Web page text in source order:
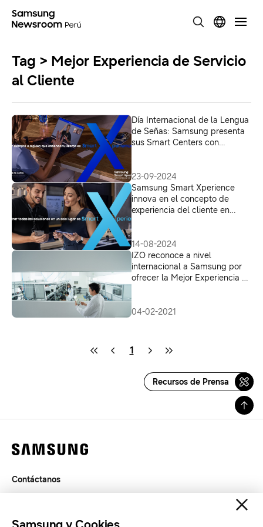
Tag > Mejor Experiencia de Servicio
al Cliente
Día Internacional de la Lengua
de Señas: Samsung presenta
sus Smart Centers con
23-09-2024
Samsung Smart Xperience
innova en el concepto de
experiencia del cliente en
14-08-2024
IZO reconoce a nivel
internacional a Samsung por
ofrecer la Mejor Experiencia en
04-02-2021
1
Recursos de Prensa
Contáctanos